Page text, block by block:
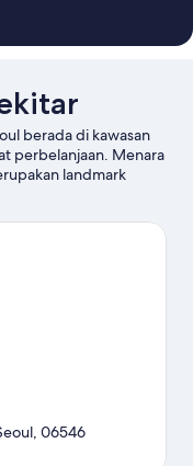
berada di kawasan
perbelanjaan. Menara
landmark
City Shopping Mall
petualangan air di
06546